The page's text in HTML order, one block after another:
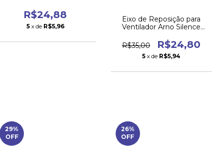
R$24,88
5 x de R$5,96
Eixo de Reposição para
Ventilador Arno Silence
Qualidade
R$35,00 R$24,80
5 x de R$5,94
29%
OFF
26%
OFF